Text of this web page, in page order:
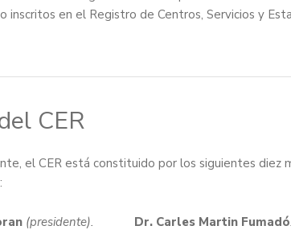
inscritos en el Registro de Centros, Servicios y
CER
el CER está constituido por los siguientes diez
(presidente). Dr. Carles Martin Fumadó.